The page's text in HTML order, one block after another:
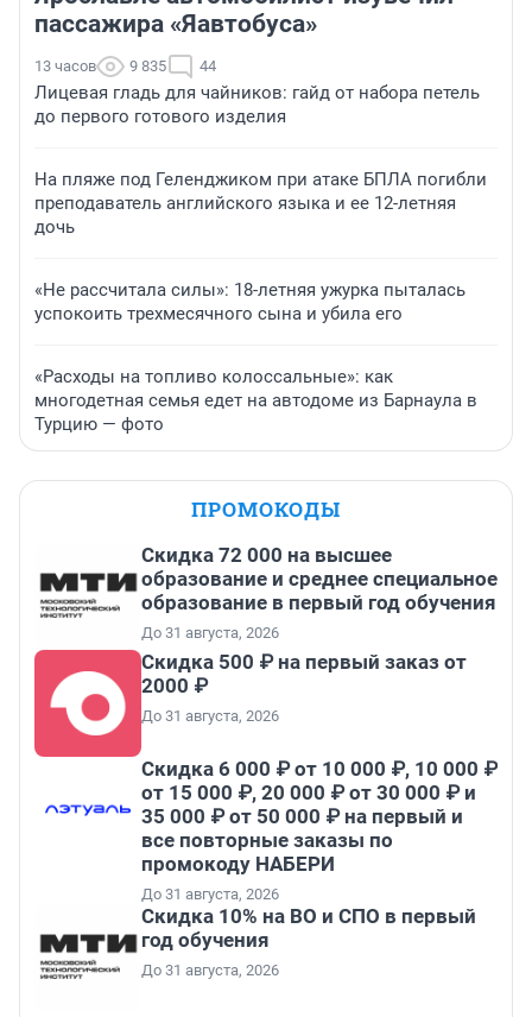
пассажира «Яавтобуса»
13 часов 9 835 44
Лицевая гладь для чайников: гайд от набора петель
до первого готового изделия
На пляже под Геленджиком при атаке БПЛА погибли
преподаватель английского языка и ее 12-летняя
дочь
«Не рассчитала силы»: 18-летняя ужурка пыталась
успокоить трехмесячного сына и убила его
«Расходы на топливо колоссальные»: как
многодетная семья едет на автодоме из Барнаула в
Турцию — фото
ПРОМОКОДЫ
Скидка 72 000 на высшее
образование и среднее специальное
образование в первый год обучения
До 31 августа, 2026
Скидка 500 ₽ на первый заказ от
2000 ₽
До 31 августа, 2026
Скидка 6 000 ₽ от 10 000 ₽, 10 000 ₽
от 15 000 ₽, 20 000 ₽ от 30 000 ₽ и
35 000 ₽ от 50 000 ₽ на первый и
все повторные заказы по
промокоду НАБЕРИ
До 31 августа, 2026
Скидка 10% на ВО и СПО в первый
год обучения
До 31 августа, 2026